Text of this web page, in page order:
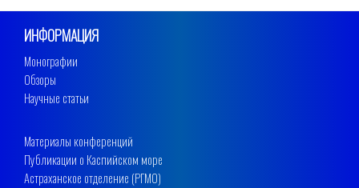
ИНФОРМАЦИЯ
Монографии
Обзоры
Научные статьи
Материалы конференций
Публикации о Каспийском море
Астраханское отделение (РГМО)